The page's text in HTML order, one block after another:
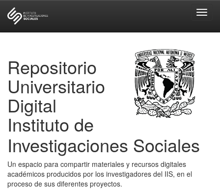
Repositorio
Universitario
Digital
Instituto de
Investigaciones Sociales
Un espacio para compartir materiales y recursos digitales
académicos producidos por los investigadores del IIS, en el
proceso de sus diferentes proyectos.